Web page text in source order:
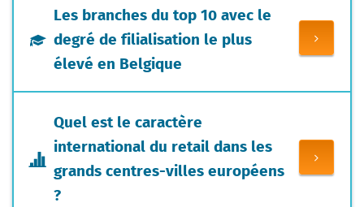
Les branches du top 10 avec le
degré de filialisation le plus
élevé en Belgique
Quel est le caractère
international du retail dans les
grands centres-villes européens
?